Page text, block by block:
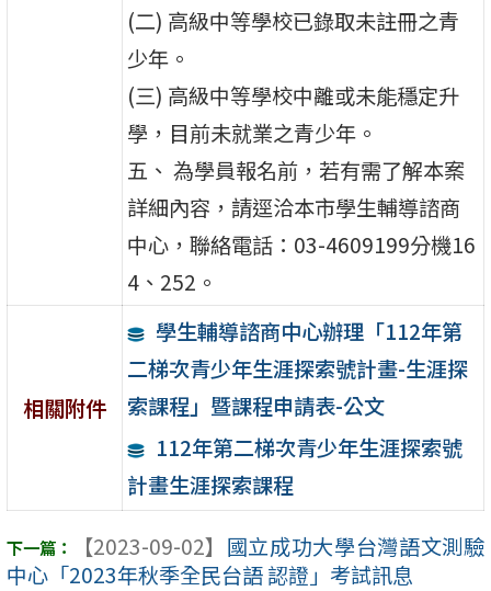
(二) 高級中等學校已錄取未註冊之青
少年。
(三) 高級中等學校中離或未能穩定升
學，目前未就業之青少年。
五、 為學員報名前，若有需了解本案
詳細內容，請逕洽本市學生輔導諮商
中心，聯絡電話：03-4609199分機16
4、252。
相關附件
學生輔導諮商中心辦理「112年第
二梯次青少年生涯探索號計畫-生涯探
索課程」暨課程申請表-公文
112年第二梯次青少年生涯探索號
計畫生涯探索課程
【2023-09-02】 國立成功大學台灣語文測驗
中心「2023年秋季全民台語 認證」考試訊息